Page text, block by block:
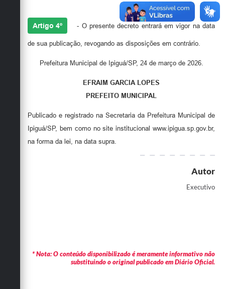
Artigo 4º - O presente decreto entrará em vigor na data
de sua publicação, revogando as disposições em contrário.
Prefeitura Municipal de Ipiguá/SP, 24 de março de 2026.
EFRAIM GARCIA LOPES
PREFEITO MUNICIPAL
Publicado e registrado na Secretaria da Prefeitura Municipal de
Ipiguá/SP, bem como no site institucional www.ipigua.sp.gov.br,
na forma da lei, na data supra.
Autor
Executivo
* Nota: O conteúdo disponibilizado é meramente informativo não
substituindo o original publicado em Diário Oficial.